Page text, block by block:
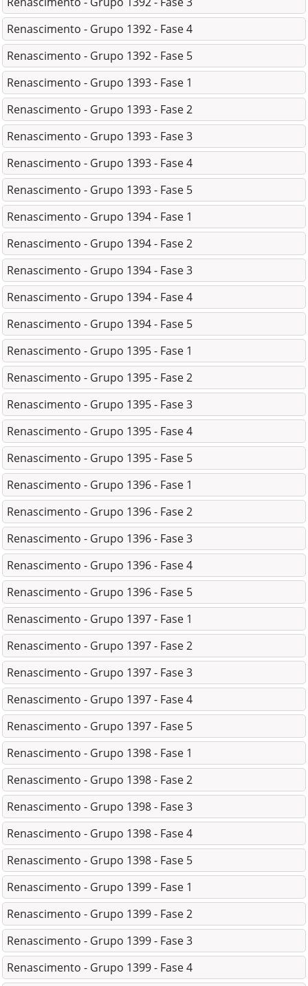
Renascimento - Grupo 1392 - Fase 4
Renascimento - Grupo 1392 - Fase 5
Renascimento - Grupo 1393 - Fase 1
Renascimento - Grupo 1393 - Fase 2
Renascimento - Grupo 1393 - Fase 3
Renascimento - Grupo 1393 - Fase 4
Renascimento - Grupo 1393 - Fase 5
Renascimento - Grupo 1394 - Fase 1
Renascimento - Grupo 1394 - Fase 2
Renascimento - Grupo 1394 - Fase 3
Renascimento - Grupo 1394 - Fase 4
Renascimento - Grupo 1394 - Fase 5
Renascimento - Grupo 1395 - Fase 1
Renascimento - Grupo 1395 - Fase 2
Renascimento - Grupo 1395 - Fase 3
Renascimento - Grupo 1395 - Fase 4
Renascimento - Grupo 1395 - Fase 5
Renascimento - Grupo 1396 - Fase 1
Renascimento - Grupo 1396 - Fase 2
Renascimento - Grupo 1396 - Fase 3
Renascimento - Grupo 1396 - Fase 4
Renascimento - Grupo 1396 - Fase 5
Renascimento - Grupo 1397 - Fase 1
Renascimento - Grupo 1397 - Fase 2
Renascimento - Grupo 1397 - Fase 3
Renascimento - Grupo 1397 - Fase 4
Renascimento - Grupo 1397 - Fase 5
Renascimento - Grupo 1398 - Fase 1
Renascimento - Grupo 1398 - Fase 2
Renascimento - Grupo 1398 - Fase 3
Renascimento - Grupo 1398 - Fase 4
Renascimento - Grupo 1398 - Fase 5
Renascimento - Grupo 1399 - Fase 1
Renascimento - Grupo 1399 - Fase 2
Renascimento - Grupo 1399 - Fase 3
Renascimento - Grupo 1399 - Fase 4